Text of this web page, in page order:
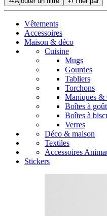
Vêtements
Accessoires
Maison & déco
Cuisine
Mugs
Gourdes
Tabliers
Torchons
Maniques &
Boîtes à
Boîtes à
Verres
Déco & maison
Textiles
Accessoires
Stickers